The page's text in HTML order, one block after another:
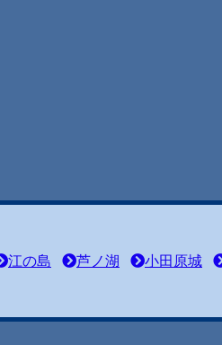
江の島 芦ノ湖 小田原城